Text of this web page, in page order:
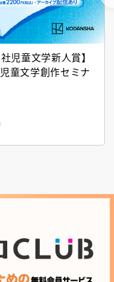
児童文学新人賞】
童文学創作セミナ